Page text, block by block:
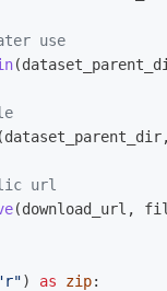
(
(dataset_parent_dir
(download_url ,
r") as zip: